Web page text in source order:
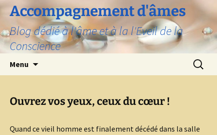
Aller
contenu
Accompagnement d'âmes
Blog dédié à l'âme et à la l'Eveil de la
Conscience
Menu
Ouvrez vos yeux, ceux du cœur !
Quand ce vieil homme est finalement décédé dans la salle